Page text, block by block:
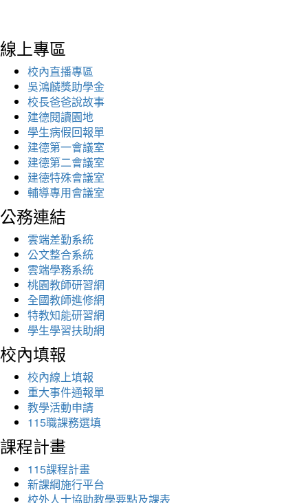
線上專區
校內直播專區
吳鴻麟獎助學金
校長爸爸說故事
建德閱讀園地
學生病假回報單
建德第一會議室
建德第二會議室
建德特殊會議室
輔導專用會議室
公務連結
雲端差勤系統
公文整合系統
雲端學務系統
桃園教師研習網
全國教師進修網
特教知能研習網
學生學習扶助網
校內填報
校內線上填報
重大事件通報單
教學活動申請
115職課務選填
課程計畫
115課程計畫
新課綱施行平台
校外人士協助教學要點及課表